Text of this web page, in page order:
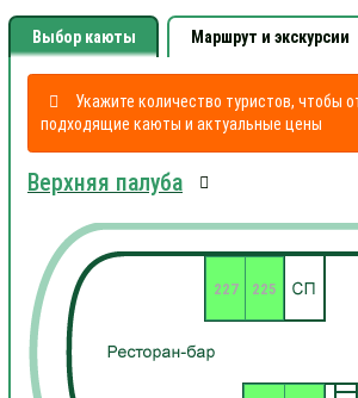
Выбор каюты Маршрут и экскурсии
Укажите количество туристов, чтобы
подходящие каюты и актуальные цены
Верхняя палуба
225
227